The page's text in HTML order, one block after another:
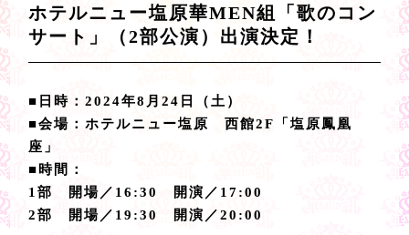
ホテルニュー塩原華MEN組「歌のコン
サート」（2部公演）出演決定！
■日時：2024年8月24日（土）
■会場：ホテルニュー塩原 西館2F「塩原鳳凰
座」
■時間：
1部 開場／16:30 開演／17:00
2部 開場／19:30 開演／20:00